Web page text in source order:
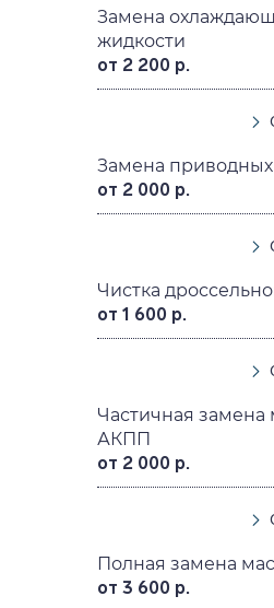
Замена
жидкости
от 2 200 р.
Замена
от 2 000 р.
Чистка
от 1 600 р.
Частичная замена
АКПП
от 2 000 р.
Полная замена
от 3 600 р.